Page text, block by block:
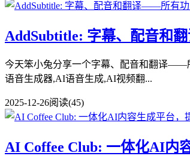
AddSubtitle: 字幕、配音和
今天笨小兔分享一个字幕、配音和翻译——
语音生成器,AI语音生成,AI视频翻...
2025-12-26阅读(45)
AI Coffee Club: 一体化AI内